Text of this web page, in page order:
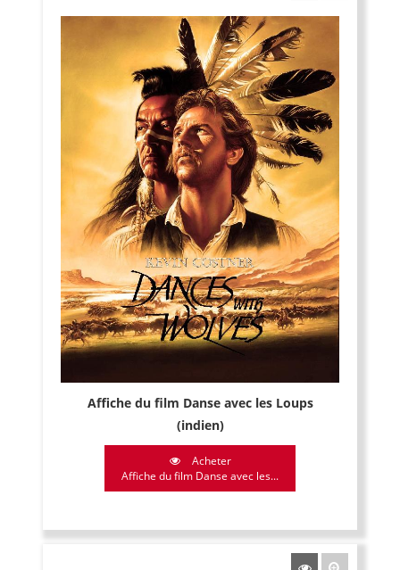
Affiche du film Danse avec les Loups
(indien)
Acheter
Affiche du film Danse avec les...